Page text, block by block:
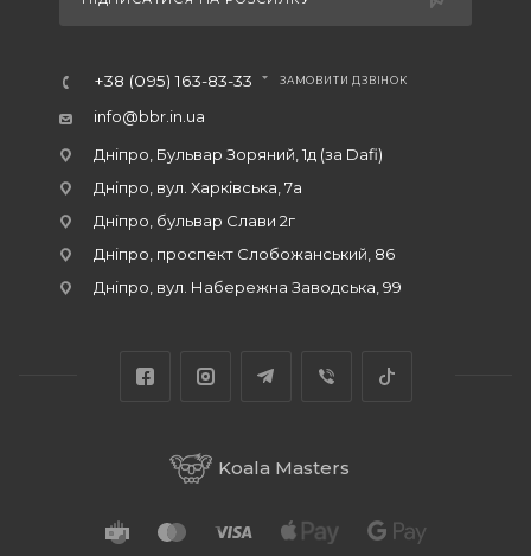
+38 (095) 163-83-33 ЗАМОВИТИ ДЗВІНОК
info@bbr.in.ua
Дніпро, Бульвар Зоряний, 1д (за Dafi)
Дніпро, вул. Харківська, 7а
Дніпро, бульвар Слави 2г
Дніпро, проспект Слобожанський, 86
Дніпро, вул. Набережна Заводська, 99
Koala Masters